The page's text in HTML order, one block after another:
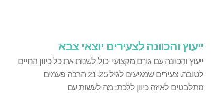
ייעוץ והכוונה לצעירים יוצאי צבא
ייעוץ והכוונה עם גורם מקצועי יכול לשנות את כל כיוון החיים
לטובה. צעירים שמגיעים לגיל 21-25 הרבה פעמים
מתלבטים לאיזה כיוון ללכת: מה לעשות עם